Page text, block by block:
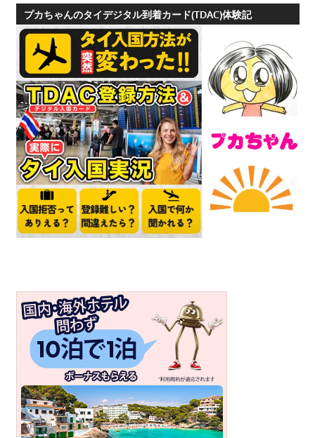
プカちゃんのタイデジタル到着カード(TDAC)体験記